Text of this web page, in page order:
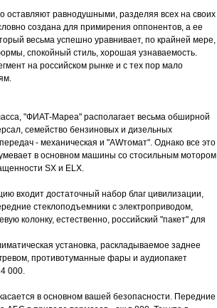
оставляют равнодушными, разделяя всех на своих
создана для примирения оппонентов, а ее
весьма успешно уравнивает, по крайней мере,
спокойный стиль, хорошая узнаваемость.
на российском рынке и с тех пор мало
"ФИАТ-Мареа" располагает весьма обширной
семейство бензиновых и дизельных
- механическая и "AWтомат". Однако все это
в основном машины со стосильным мотором
SX и ELX.
входит достаточный набор благ цивилизации,
стеклоподъемники с электроприводом,
колонку, естественно, российский "пакет" для
установка, раскладываемое заднее
противотуманные фары и аудиопакет
000.
в основном вашей безопасности. Передние